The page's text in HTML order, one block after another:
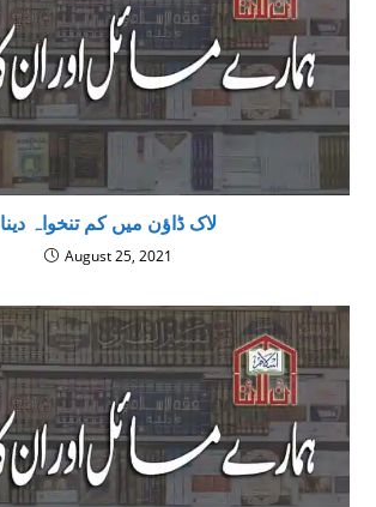
لاک ڈاؤن میں کم تنخواہ دینا
August 25, 2021